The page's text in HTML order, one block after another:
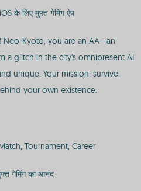
के लिए मुफ्त गेमिंग ऐप
Kyoto, you are an AA—an
a glitch in the city's omnipresent AI
unique. Your mission: survive,
your own existence.
Tournament, Career
गेमिंग का आनंद